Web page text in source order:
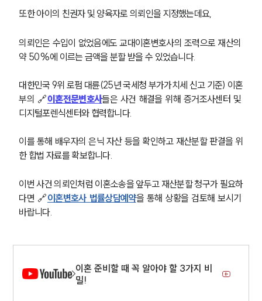
대륜의 강점
오시는 길
또한 아이의 친권자 및 양육자로 의뢰인을 지정했는데요,
의뢰인은 수입이 없었음에도 교대이혼변호사의 조력으로 재산의
약 50%에 이르는 금액을 분할 받을 수 있었습니다.
대한민국 9위 로펌 대륜(25년 국세청 부가가치세 신고 기준) 이혼
부의 🔗이혼전문변호사들은 사건 해결을 위해 증거조사센터 및
디지털포렌식센터와 협력합니다.
이를 통해 배우자의 은닉 자산 등을 확인하고 재산분할 판결을 위
한 합법 자료를 확보합니다.
이번 사건 의뢰인처럼 이혼소송을 앞두고 재산분할 청구가 필요하
다면 🔗이혼변호사 법률상담예약을 통해 상황을 검토해 보시기
바랍니다.
이혼 준비할 때 꼭 알아야 할 3가지 비
밀!